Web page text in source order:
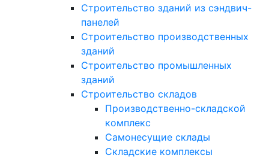
Строительство зданий из сэндвич-
панелей
Строительство производственных
зданий
Строительство промышленных
зданий
Строительство складов
Производственно-складской
комплекс
Самонесущие склады
Складские комплексы